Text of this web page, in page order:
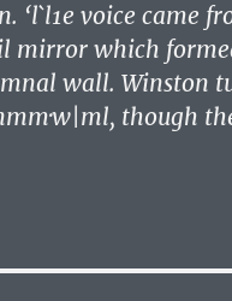
‘l`l1e voice came
mirror which
wall. Winston
though